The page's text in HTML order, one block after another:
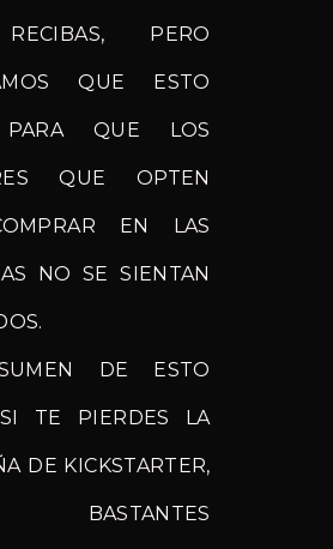
PERO
QUE ESTO
PARA QUE LOS
QUE OPTEN
EN LAS
NO SE SIENTAN
DE ESTO
TE PIERDES LA
DE KICKSTARTER,